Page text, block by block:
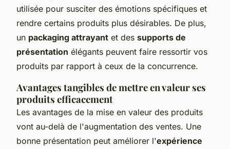
utilisée pour susciter des émotions spécifiques et
rendre certains produits plus désirables. De plus,
un packaging attrayant et des supports de
présentation élégants peuvent faire ressortir vos
produits par rapport à ceux de la concurrence.
Avantages tangibles de mettre en valeur ses
produits efficacement
Les avantages de la mise en valeur des produits
vont au-delà de l'augmentation des ventes. Une
bonne présentation peut améliorer l'expérience